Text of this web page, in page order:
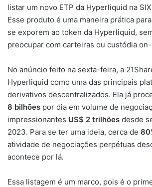
listar um novo ETP da Hyperliquid na
Esse produto é uma maneira prática
se exporem ao token da Hyperliquid,
preocupar com carteiras ou custódia
No anúncio feito na sexta-feira, a
Hyperliquid como uma das principais
derivativos descentralizados. Ela já
8 bilhões por dia em volume de
impressionantes US$ 2 trilhões desde
2023. Para se ter uma ideia, cerca de
atividade de negociações perpétuas
acontece por lá.
Essa listagem é um marco, pois é o